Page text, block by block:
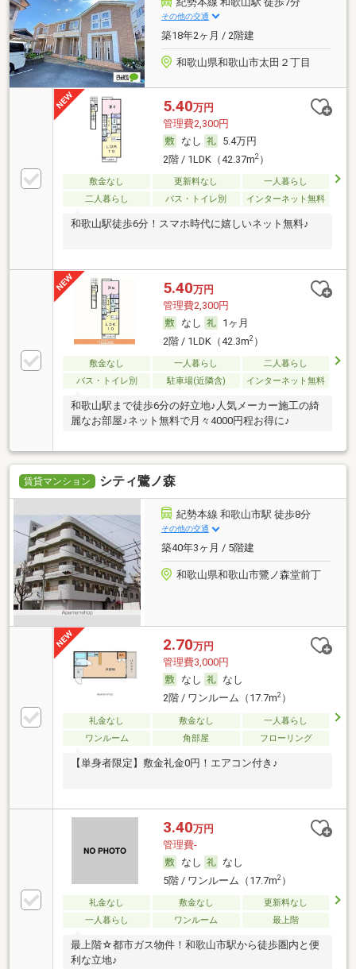
その他の交通
築18年2ヶ月 / 2階建
和歌山県和歌山市太田２丁目
5.40万円
管理費2,300円
なし
5.4万円
2階 / 1LDK（42.37m2）
敷金なし 更新料なし
一人暮らし
二人暮らし
バス・トイレ別 インターネット無料
和歌山駅徒歩6分！スマホ時代に嬉しいネット無料♪
5.40万円
管理費2,300円
なし
1ヶ月
2階 / 1LDK（42.3m2）
敷金なし 一人暮らし
二人暮らし
バス・トイレ別
駐車場(近隣含) インターネット無料
和歌山駅まで徒歩6分の好立地♪人気メーカー施工の綺
麗なお部屋♪ネット無料で月々4000円程お得に♪
賃貸マンション シティ鷺ノ森
紀勢本線 和歌山市駅 徒歩8分
その他の交通
築40年3ヶ月 / 5階建
和歌山県和歌山市鷺ノ森堂前丁
2.70万円
管理費3,000円
なし
なし
2階 / ワンルーム（17.7m2）
礼金なし 敷金なし
一人暮らし
ワンルーム
角部屋 フローリング
【単身者限定】敷金礼金0円！エアコン付き♪
3.40万円
管理費-
なし
なし
5階 / ワンルーム（17.7m2）
礼金なし 敷金なし
更新料なし
一人暮らし
ワンルーム 最上階
最上階☆都市ガス物件！和歌山市駅から徒歩圏内と便
利な立地♪